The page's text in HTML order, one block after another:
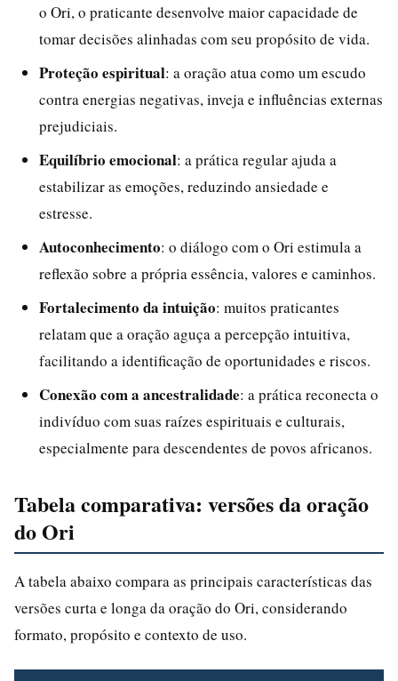
o Ori, o praticante desenvolve maior capacidade de
tomar decisões alinhadas com seu propósito de vida.
Proteção espiritual: a oração atua como um escudo
contra energias negativas, inveja e influências externas
prejudiciais.
Equilíbrio emocional: a prática regular ajuda a
estabilizar as emoções, reduzindo ansiedade e
estresse.
Autoconhecimento: o diálogo com o Ori estimula a
reflexão sobre a própria essência, valores e caminhos.
Fortalecimento da intuição: muitos praticantes
relatam que a oração aguça a percepção intuitiva,
facilitando a identificação de oportunidades e riscos.
Conexão com a ancestralidade: a prática reconecta o
indivíduo com suas raízes espirituais e culturais,
especialmente para descendentes de povos africanos.
Tabela comparativa: versões da oração
do Ori
A tabela abaixo compara as principais características das
versões curta e longa da oração do Ori, considerando
formato, propósito e contexto de uso.